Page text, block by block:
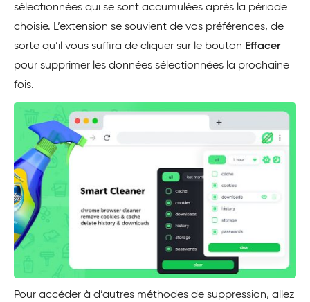
sélectionnées qui se sont accumulées après la période
choisie. L’extension se souvient de vos préférences, de
sorte qu’il vous suffira de cliquer sur le bouton Effacer
pour supprimer les données sélectionnées la prochaine
fois.
Pour accéder à d’autres méthodes de suppression, allez